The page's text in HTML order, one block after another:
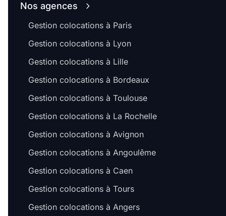
Nos agences
Gestion colocations à Paris
Gestion colocations à Lyon
Gestion colocations à Lille
Gestion colocations à Bordeaux
Gestion colocations à Toulouse
Gestion colocations à La Rochelle
Gestion colocations à Avignon
Gestion colocations à Angoulême
Gestion colocations à Caen
Gestion colocations à Tours
Gestion colocations à Angers